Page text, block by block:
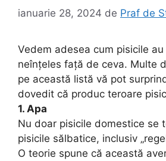
ianuarie 28, 2024 de Praf de
Vedem adesea cum pisicile
neînțeles față de ceva. Multe
pe această listă vă pot
dovedit că produc teroare
1. Apa
Nu doar pisicile domestice se
pisicile sălbatice, inclusiv
O teorie spune că această